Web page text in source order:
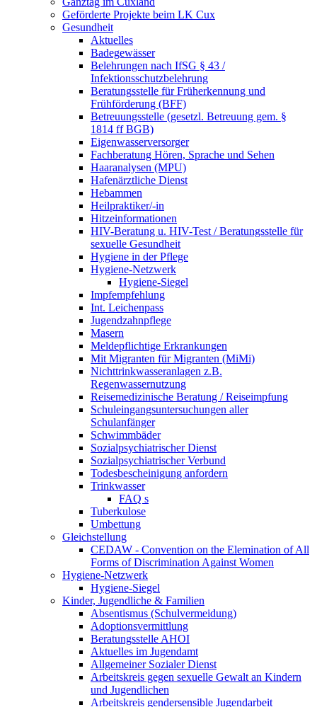
Geförderte Projekte beim LK Cux
Gesundheit
Aktuelles
Badegewässer
Belehrungen nach IfSG § 43 /
Infektionsschutzbelehrung
Beratungsstelle für Früherkennung und
Frühförderung (BFF)
Betreuungsstelle (gesetzl. Betreuung gem. §
1814 ff BGB)
Eigenwasserversorger
Fachberatung Hören, Sprache und Sehen
Haaranalysen (MPU)
Hafenärztliche Dienst
Hebammen
Heilpraktiker/-in
Hitzeinformationen
HIV-Beratung u. HIV-Test / Beratungsstelle für
sexuelle Gesundheit
Hygiene in der Pflege
Hygiene-Netzwerk
Hygiene-Siegel
Impfempfehlung
Int. Leichenpass
Jugendzahnpflege
Masern
Meldepflichtige Erkrankungen
Mit Migranten für Migranten (MiMi)
Nichttrinkwasseranlagen z.B.
Regenwassernutzung
Reisemedizinische Beratung / Reiseimpfung
Schuleingangsuntersuchungen aller
Schulanfänger
Schwimmbäder
Sozialpsychiatrischer Dienst
Sozialpsychiatrischer Verbund
Todesbescheinigung anfordern
Trinkwasser
FAQ s
Tuberkulose
Umbettung
Gleichstellung
CEDAW - Convention on the Elemination of All
Forms of Discrimination Against Women
Hygiene-Netzwerk
Hygiene-Siegel
Kinder, Jugendliche & Familien
Absentismus (Schulvermeidung)
Adoptionsvermittlung
Beratungsstelle AHOI
Aktuelles im Jugendamt
Allgemeiner Sozialer Dienst
Arbeitskreis gegen sexuelle Gewalt an Kindern
und Jugendlichen
Arbeitskreis gendersensible Jugendarbeit